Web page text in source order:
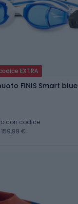
EXTRA
FINIS Smart blue
con codice
€